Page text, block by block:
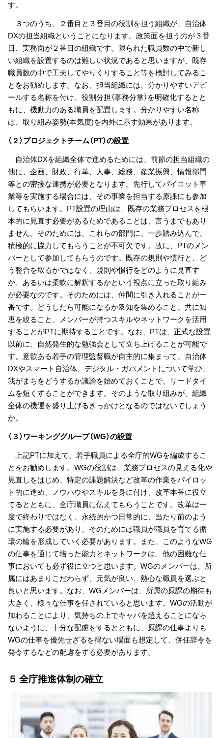
す。
３つのうち、２番目と３番目の役割を担う組織が、自治体
DXの担当組織ということになります。政策面を担うのが３番
目、実務面が２番目の組織です。限られた職員数の中で新し
い組織を設置するのは難しい状況であると思いますが、既存
職員数の中で工夫してやりくりすること等を検討してみるこ
とをお勧めします。なお、担当組織には、分かりやすいアピ
ールする名称を付け、役割分担（事務分掌）を明確化するとと
もに、機動力のある職員を配置します。分かりやすい名称
は、取り組み姿勢(本気度)を内外に示す効果があります。
（２）プロジェクトチーム（PT）の設置
自治体DXを組織全体で進めるためには、前節の担当組織の
他に、企画、財政、行革、人事、総務、産業振興、情報部門
等との密接な連携が必要となります。先行してパイロット事
業等を実施する場合には、その事業を担当する原課にも参加
してもらいます。PT設置の理由は、既存の業務プロセスを根
本的に見直す必要があるためであることは、言うまでもあり
ません。そのためには、これらの部門に、一歩踏み込んで、
積極的に協力してもらうことが不可欠です。故に、PTのメン
バーとして参加してもらうのです。既存の規則や慣行と、ど
う整合を取るかではなく、規則や慣行をどのように見直す
か、あるいは柔軟に解釈するかという視点に立った取り組み
が必要なのです。そのためには、仲間に引き入れることが一
番です。どうしたら可能になるか衆知を集めること、共に知
恵を絞ること、メンバーが持つスキルやネットワークを活用
することがPTに期待することです。なお、PTは、正式な設置
以前に、自然発生的な勉強会として立ち上げることが可能で
す。意欲ある若手の管理監督職が自主的に集まって、自治体
DXやスマート自治体、デジタル・ガバメントについて学び、
我がまちをどうするか議論を始めておくことで、リードタイ
ムを短くすることができます。そのような取り組みが、組織
全体の機運を盛り上げるきっかけとなるのではないでしょう
か。
（３）ワーキンググループ（WG）の設置
上記PTに加えて、若手職員による全庁的WGを編成するこ
とをお勧めします。WGの役割は、業務プロセスの見える化や
見直しをはじめ、特定の課題解決など改革の作業をパイロッ
ト的に進め、ノウハウやスキルを身に付け、改革本番に役立
てるとともに、全庁職員に伝えてもらうことです。改革は一
度で終わりではなく、永続的かつ日常的に、当たり前のよう
に実施する必要があり、そのためには職員が職員を育てる循
環の輪を形成していく必要があります。また、このようなWG
の仕事を通じて培った能力とネットワークは、他の困難な仕
事においても必ず役に立つと思います。WGのメンバーは、所
属にはあまりこだわらず、元気が良い、熱心な職員を選ぶと
良いと思います。なお、WGメンバーは、所属の原課の期待も
大きく、様々な仕事を任されていると思います。WGの活動が
加わることにより、気持ちの上でキャパを超えることになら
ないように、十分な配慮をするとともに、原課の仕事よりも
WGの仕事を優先せざるを得ない場面も想定して、併任辞令を
発令するなどの配慮をする必要があります。
５ 全庁推進体制の確立